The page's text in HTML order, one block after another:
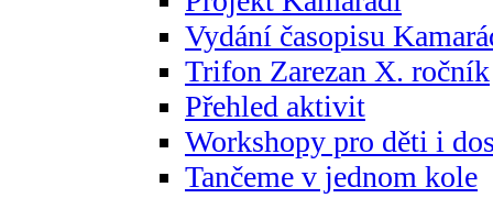
Vydání časopisu
Trifon Zarezan X. ročník
Přehled aktivit
Workshopy pro děti i
Tančeme v jednom kole